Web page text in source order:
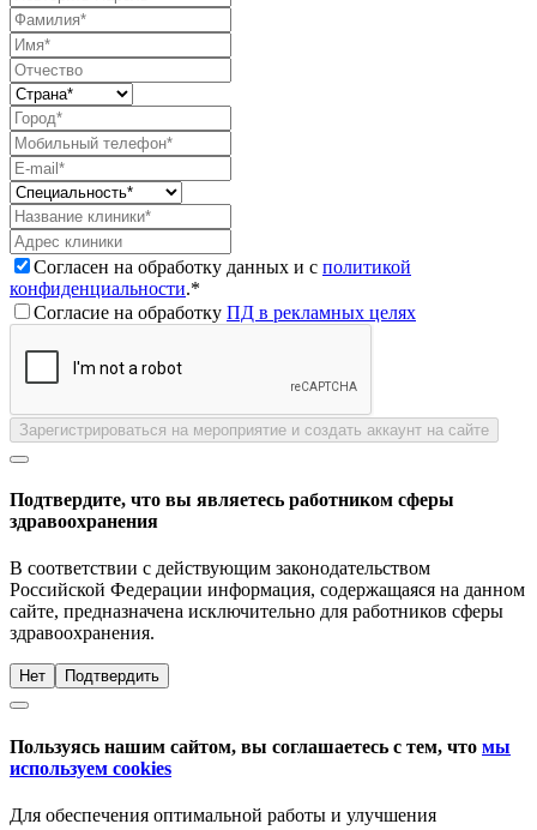
Согласен на обработку данных и с политикой
конфиденциальности.*
Согласие на обработку ПД в рекламных целях
Зарегистрироваться на мероприятие и создать аккаунт на сайте
Подтвердите, что вы являетесь работником сферы
здравоохранения
В соответствии с действующим законодательством
Российской Федерации информация, содержащаяся на данном
сайте, предназначена исключительно для работников сферы
здравоохранения.
Нет Подтвердить
Пользуясь нашим сайтом, вы соглашаетесь с тем, что мы
используем cookies
Для обеспечения оптимальной работы и улучшения